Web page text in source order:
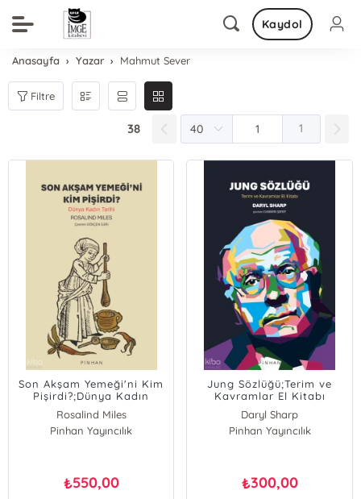
Kaydol
Anasayfa Yazar Mahmut Sever
Filtre
38 1
Son Akşam Yemeği'ni Kim
Pişirdi?;Dünya Kadın
Tarihi
Rosalind Miles
Pinhan Yayıncılık
₺550,00
Jung Sözlüğü;Terim ve
Kavramlar El Kitabı
Daryl Sharp
Pinhan Yayıncılık
₺300,00